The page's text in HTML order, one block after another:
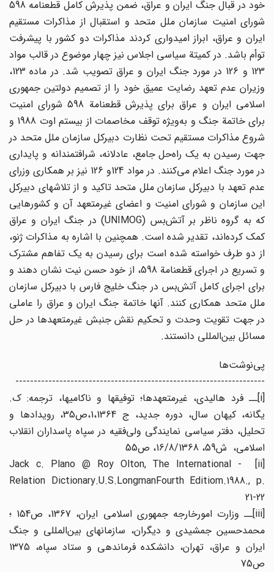
خود در قبال جنگ ایران و عراق، ضمن پذیرش کامل قطعنامه 598
شورای امنیت سازمان ملل متحد و استقبال از مذاکرات مستقیم
ایران و عراق، ابراز امیدواری کردند مذاکرات دو کشور با پیشرفت
توأم باشد. در کمیتة سیاسی اجلاس نیز چهار موضوع در قالب مواد
123 و 126 در مورد جنگ ایران و عراق تصویب شد. در ماده 123،
وزیران عدم تعهد رضایت عمیق خود را از تصمیم دولتین جمهوری
اسلامی ایران و عراق برای پذیرش قطعنامة 598 شورای امنیت
برای خاتمة جنگ و به‌ویژه توقف مخاصمات از بیستم اوت 1988 و
شروع مذاکرات مستقیم تحت نظارت دبیرکل سازمان ملل متحد در
جهت رسیدن به یک راه‌حل جامع، عادلانه، شرافتمندانه و پایداری
در مورد جنگ اعلام می‌کنند. در مواد 124و 126 نیز بر همکاری وزرای
عدم تعهد با دبیرکل سازمان ملل متحد تاکید و از تلاشهای دبیرکل
این سازمان و شورای امنیت و اعضای غیرمتعهد آن و کشورهایی
که به گروه ناظر بر آتش‌بس (UNIMOG) در جنگ ایران و عراق
کمک کرده‌اند، تقدیر شده است. همچنین با اشاره به مذاکرات ژنو،
از دو طرف خواسته شده است برای رسیدن به یک تفاهم مشترک
و تسریع در اجرای قطعنامة 598، از خود حسن نیت نشان دهند و
برای اجرای کامل آتش‌بس در جنگ خلیج فارس با دبیرکل سازمان
ملل متحد همکاری کنند. آنها خاتمة جنگ ایران و عراق را عاملی
در جهت تقویت وحدت و تحکیم نقش جنبش غیرمتعهدها در حل
مسائل بین‌المللی دانستند.
پی‌‌نوشت‌ها
--------------------------------------------------------------------
[i]ــ فرد هالیدی، غیرمتعهدها؛ توفیقها و ناکامیها، ترجمه: ک.
یگانه، کیهان سال، دوره جدید، ج 1،1364،ص35، رویدادها و
تحلیل، دفتر سیاسی نمایندگی ولی‌فقیه در سپاه پاسداران انقلاب
اسلامی، ش59، 16/8/1368، ص55
[ii] - Jack c. Plano @ Roy Olton, The International
Relation Dictionary.U.S.LongmanFourth Editiom.1988., p.
21-22
[iii]ــ وزارت امورخارجه جمهوری اسلامی ایران، 1367، ص154 ؛
محمدحسین جمشیدی و دیگران، سازمانهای بین‌المللی و جنگ
ایران و عراق، تهران، دانشکده فرماندهی و ستاد سپاه‌، 1375
ص75